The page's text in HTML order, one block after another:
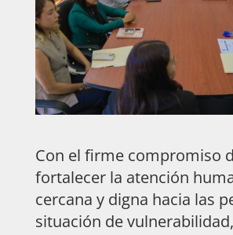
Con el firme compromiso
fortalecer la atención
cercana y digna hacia las
situación de